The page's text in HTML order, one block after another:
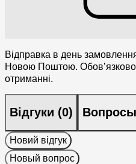
Відправка в день
Новою Поштою. Обовʼязково
отриманні.
Відгуки (0)
Новий відгук
Новый вопрос